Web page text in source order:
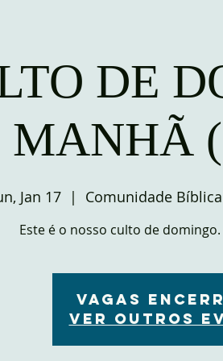
DE
MANHÃ
Jan 17
  |
Comunidade
Este é o nosso culto de domingo.
VAGAS
Ver outros